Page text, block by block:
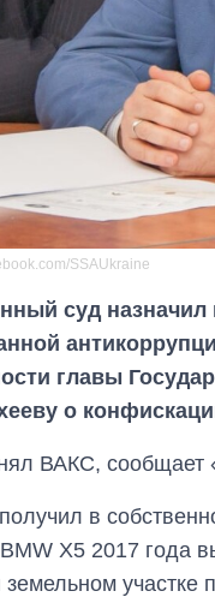
SSAUkraine
суд назначил
главы
о
ВАКС, сообщает
в
X5 2017
земельном